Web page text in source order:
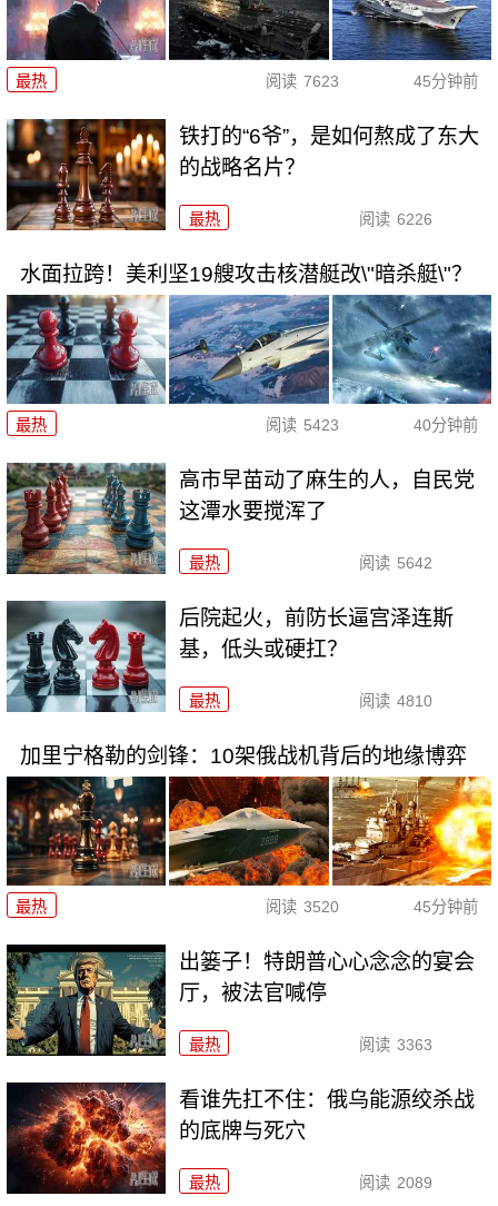
最热 阅读 7623 45分钟前
铁打的“6爷”，是如何熬成了东大
的战略名片？
最热 阅读 6226
水面拉跨！美利坚19艘攻击核潜艇改\"暗杀艇\"？
最热 阅读 5423 40分钟前
高市早苗动了麻生的人，自民党
这潭水要搅浑了
最热 阅读 5642
后院起火，前防长逼宫泽连斯
基，低头或硬扛？
最热 阅读 4810
加里宁格勒的剑锋：10架俄战机背后的地缘博弈
最热 阅读 3520 45分钟前
出篓子！特朗普心心念念的宴会
厅，被法官喊停
最热 阅读 3363
看谁先扛不住：俄乌能源绞杀战
的底牌与死穴
最热 阅读 2089